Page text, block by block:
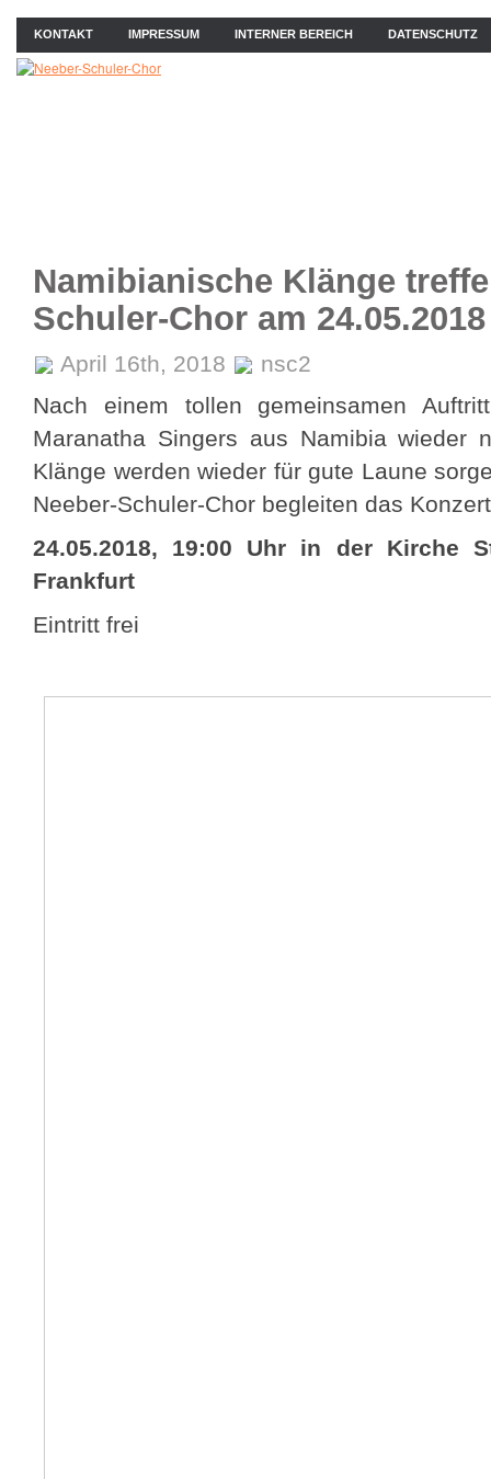
KONTAKT IMPRESSUM INTERNER BEREICH DATENSCHUTZ
Namibianische Klänge
Schuler-Chor am 24.05.2018
April 16th, 2018
nsc2
Nach einem tollen gemeinsamen
Maranatha Singers aus Namibia wieder
Klänge werden wieder für gute Laune
Neeber-Schuler-Chor begleiten das
24.05.2018, 19:00 Uhr in der Kirche
Frankfurt
Eintritt frei